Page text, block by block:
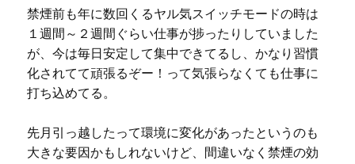
禁煙前も年に数回くるヤル気スイッチモードの時は
１週間～２週間ぐらい仕事が捗ったりしていました
が、今は毎日安定して集中できてるし、かなり習慣
化されてて頑張るぞー！って気張らなくても仕事に
打ち込めてる。
先月引っ越したって環境に変化があったというのも
大きな要因かもしれないけど、間違いなく禁煙の効